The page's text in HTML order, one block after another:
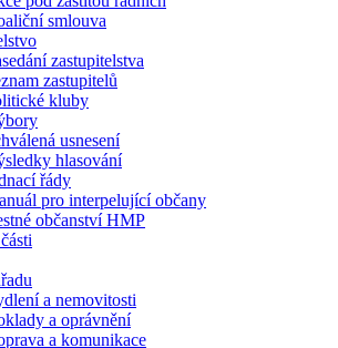
smlouva
zastupitelstva
zastupitelů
kluby
usnesení
hlasování
řády
pro interpelující občany
občanství HMP
a nemovitosti
a oprávnění
a komunikace